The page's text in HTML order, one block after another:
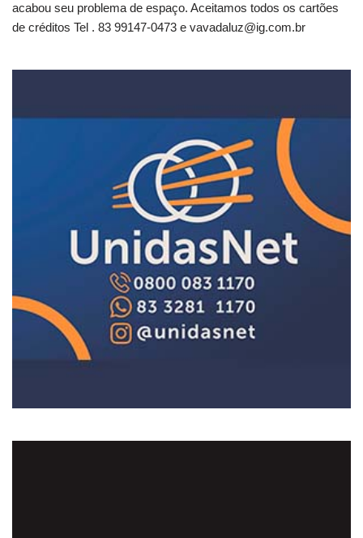
acabou seu problema de espaço. Aceitamos todos os cartões
de créditos Tel . 83 99147-0473 e vavadaluz@ig.com.br